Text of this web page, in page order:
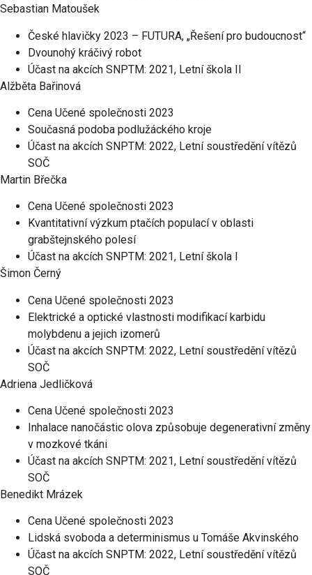
Sebastian Matoušek
České hlavičky 2023 – FUTURA, „Řešení pro budoucnost“
Dvounohý kráčivý robot
Účast na akcích SNPTM: 2021, Letní škola II
Alžběta Bařinová
Cena Učené společnosti 2023
Současná podoba podlužáckého kroje
Účast na akcích SNPTM: 2022, Letní soustředění vítězů
SOČ
Martin Břečka
Cena Učené společnosti 2023
Kvantitativní výzkum ptačích populací v oblasti
grabštejnského polesí
Účast na akcích SNPTM: 2021, Letní škola I
Šimon Černý
Cena Učené společnosti 2023
Elektrické a optické vlastnosti modifikací karbidu
molybdenu a jejich izomerů
Účast na akcích SNPTM: 2022, Letní soustředění vítězů
SOČ
Adriena Jedličková
Cena Učené společnosti 2023
Inhalace nanočástic olova způsobuje degenerativní změny
v mozkové tkáni
Účast na akcích SNPTM: 2021, Letní soustředění vítězů
SOČ
Benedikt Mrázek
Cena Učené společnosti 2023
Lidská svoboda a determinismus u Tomáše Akvinského
Účast na akcích SNPTM: 2022, Letní soustředění vítězů
SOČ